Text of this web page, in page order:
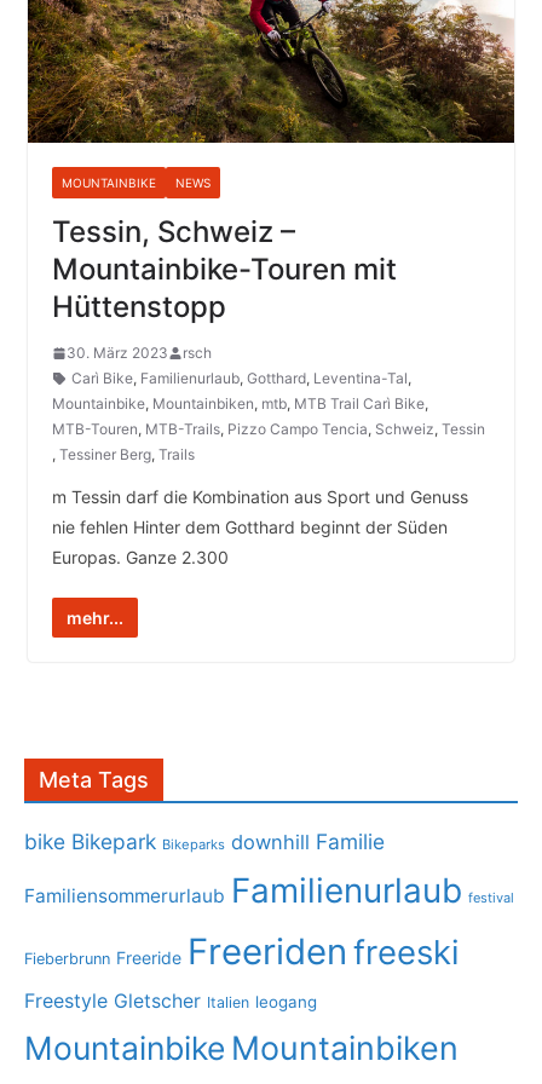
MOUNTAINBIKE NEWS
Tessin, Schweiz –
Mountainbike-Touren mit
Hüttenstopp
30. März 2023
rsch
Carì Bike, Familienurlaub, Gotthard, Leventina-Tal,
Mountainbike, Mountainbiken, mtb, MTB Trail Carì Bike,
MTB-Touren, MTB-Trails, Pizzo Campo Tencia, Schweiz, Tessin
, Tessiner Berg, Trails
m Tessin darf die Kombination aus Sport und Genuss
nie fehlen Hinter dem Gotthard beginnt der Süden
Europas. Ganze 2.300
mehr...
Meta Tags
bike Bikepark Bikeparks downhill Familie
Familiensommerurlaub Familienurlaub festival
Fieberbrunn Freeride Freeriden freeski
Freestyle Gletscher Italien leogang
Mountainbike Mountainbiken